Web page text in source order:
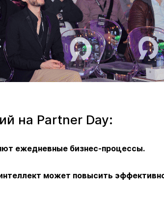
на Partner Day:
ежедневные бизнес-процессы.
может повысить